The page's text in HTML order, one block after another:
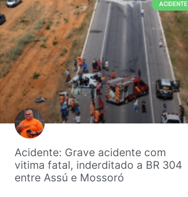
ACIDENTE
Acidente: Grave acidente com
vitima fatal, inderditado a BR 304
entre Assú e Mossoró